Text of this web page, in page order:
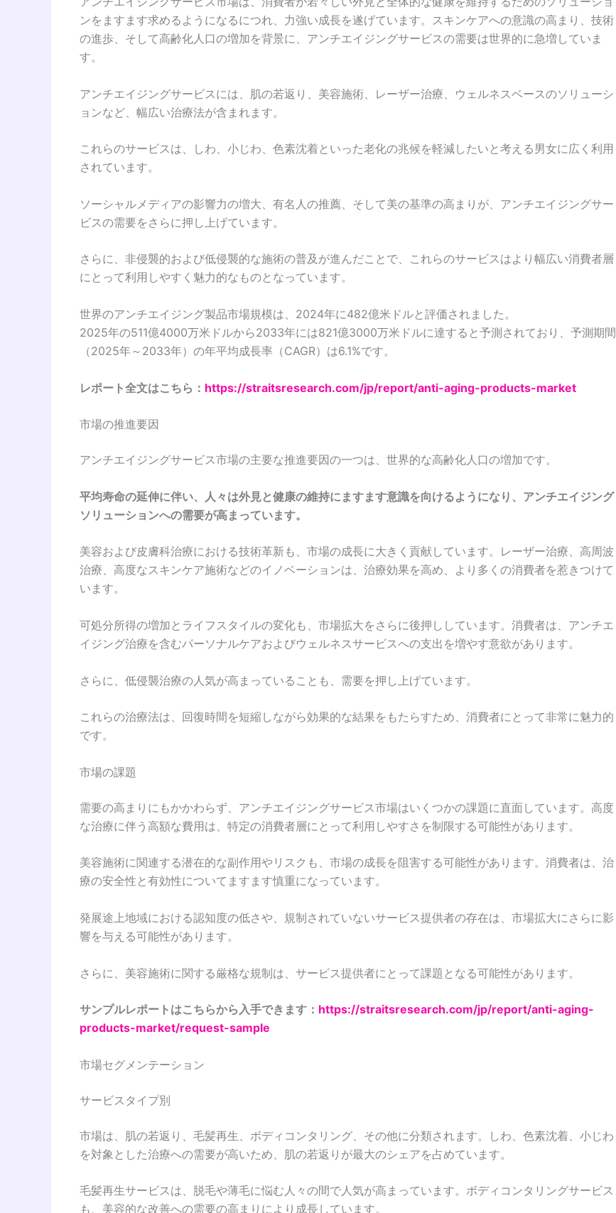
ンをますます求めるようになるにつれ、力強い成長を遂げています。スキンケアへの意識の高まり、技術
の進歩、そして高齢化人口の増加を背景に、アンチエイジングサービスの需要は世界的に急増していま
す。
アンチエイジングサービスには、肌の若返り、美容施術、レーザー治療、ウェルネスベースのソリューシ
ョンなど、幅広い治療法が含まれます。
これらのサービスは、しわ、小じわ、色素沈着といった老化の兆候を軽減したいと考える男女に広く利用
されています。
ソーシャルメディアの影響力の増大、有名人の推薦、そして美の基準の高まりが、アンチエイジングサー
ビスの需要をさらに押し上げています。
さらに、非侵襲的および低侵襲的な施術の普及が進んだことで、これらのサービスはより幅広い消費者層
にとって利用しやすく魅力的なものとなっています。
世界のアンチエイジング製品市場規模は、2024年に482億米ドルと評価されました。
2025年の511億4000万米ドルから2033年には821億3000万米ドルに達すると予測されており、予測期間
（2025年～2033年）の年平均成長率（CAGR）は6.1%です。
レポート全文はこちら： https://straitsresearch.com/jp/report/anti-aging-products-market
市場の推進要因
アンチエイジングサービス市場の主要な推進要因の一つは、世界的な高齢化人口の増加です。
平均寿命の延伸に伴い、人々は外見と健康の維持にますます意識を向けるようになり、アンチエイジング
ソリューションへの需要が高まっています。
美容および皮膚科治療における技術革新も、市場の成長に大きく貢献しています。レーザー治療、高周波
治療、高度なスキンケア施術などのイノベーションは、治療効果を高め、より多くの消費者を惹きつけて
います。
可処分所得の増加とライフスタイルの変化も、市場拡大をさらに後押ししています。消費者は、アンチエ
イジング治療を含むパーソナルケアおよびウェルネスサービスへの支出を増やす意欲があります。
さらに、低侵襲治療の人気が高まっていることも、需要を押し上げています。
これらの治療法は、回復時間を短縮しながら効果的な結果をもたらすため、消費者にとって非常に魅力的
です。
市場の課題
需要の高まりにもかかわらず、アンチエイジングサービス市場はいくつかの課題に直面しています。高度
な治療に伴う高額な費用は、特定の消費者層にとって利用しやすさを制限する可能性があります。
美容施術に関連する潜在的な副作用やリスクも、市場の成長を阻害する可能性があります。消費者は、治
療の安全性と有効性についてますます慎重になっています。
発展途上地域における認知度の低さや、規制されていないサービス提供者の存在は、市場拡大にさらに影
響を与える可能性があります。
さらに、美容施術に関する厳格な規制は、サービス提供者にとって課題となる可能性があります。
サンプルレポートはこちらから入手できます： https://straitsresearch.com/jp/report/anti-aging-
products-market/request-sample
市場セグメンテーション
サービスタイプ別
市場は、肌の若返り、毛髪再生、ボディコンタリング、その他に分類されます。しわ、色素沈着、小じわ
を対象とした治療への需要が高いため、肌の若返りが最大のシェアを占めています。
毛髪再生サービスは、脱毛や薄毛に悩む人々の間で人気が高まっています。ボディコンタリングサービス
も、美容的な改善への需要の高まりにより成長しています。